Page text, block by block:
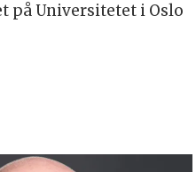
på Universitetet i Oslo